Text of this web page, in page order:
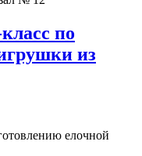
по
из